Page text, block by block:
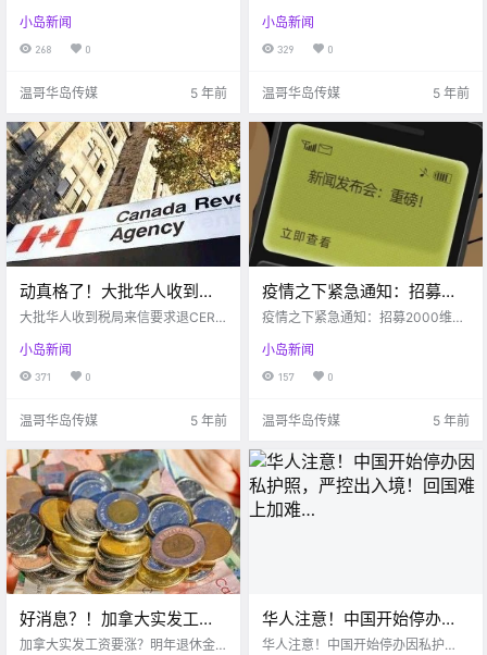
小岛新闻
268 0
温哥华岛传媒 5 年前
小岛新闻
329 0
温哥华岛传媒 5 年前
动真格了！大批华人收到税
局来信要求退CERB！有人立
大批华人收到税局来信要求退CER
小岛新闻
371 0
温哥华岛传媒 5 年前
疫情之下紧急通知：招募
2000维多利亚华人学英语，
疫情之下紧急通知：招募2000维多
小岛新闻
157 0
温哥华岛传媒 5 年前
好消息？！加拿大实发工资
要涨了？明年退休金保费或
加拿大实发工资要涨？明年退休金
华人注意！中国开始停办因
私护照，严控出入境！回国
华人注意！中国开始停办因私护